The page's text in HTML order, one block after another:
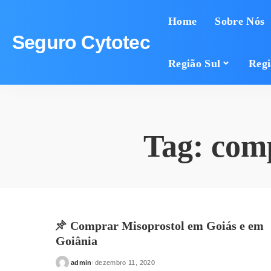
Seguro Cytotec
Home Sobre Nós
Região Sul
Tag:
Comprar Misoprostol em Goiás e em
Goiânia
Posted
admin dezembro 11, 2020